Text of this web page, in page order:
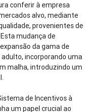
conferir à empresa
alvo, mediante
provenientes de
mudança de
da gama de
incorporando uma
malha, introduzindo um
de Incentivos à
um papel crucial ao